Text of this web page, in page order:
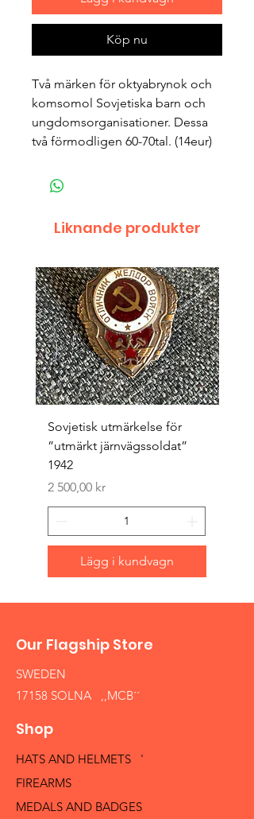
Köp nu
Två märken för oktyabrynok och
komsomol Sovjetiska barn och
ungdomsorganisationer. Dessa
två förmodligen 60-70tal. (14eur)
Liknande produkter
Sovjetisk utmärkelse för
”utmärkt järnvägssoldat”
1942
Pris
2 500,00 kr
Lägg i kundvagn
Our Flagship Store
SWEDEN
17158 SOLNA ,,MCB´´
Shop
HATS AND HELMETS '
FIREARMS
MEDALS AND BADGES